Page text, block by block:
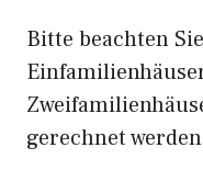
Bitte beachten
gerechnet